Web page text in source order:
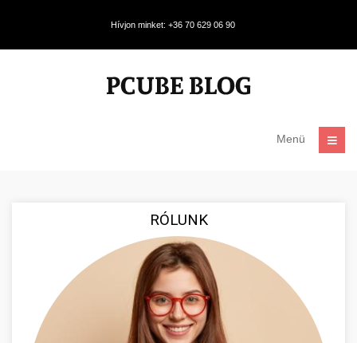
Hívjon minket: +36 70 629 06 90
Menü
RÓLUNK